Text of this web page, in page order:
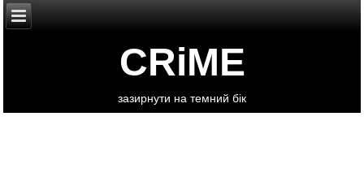
CRiME
зазирнути на темний бік